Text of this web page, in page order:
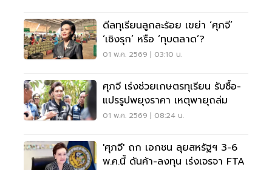
ดีลทุเรียนลูกละร้อย เขย่า ‘ศุภจี’
‘เชิงรุก’ หรือ ‘ทุบตลาด’?
01 พ.ค. 2569 | 03:10 น.
ศุภจี เร่งช่วยเกษตรทุเรียน รับซื้อ-
แปรรูปพยุงราคา เหตุพายุถล่ม
01 พ.ค. 2569 | 08:24 น.
'ศุภจี' ถก เอกชน ลุยสหรัฐฯ 3-6
พ.ค.นี้ ดันค้า-ลงทุน เร่งเจรจา FTA